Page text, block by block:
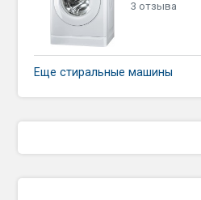
3 отзыва
Еще стиральные машины